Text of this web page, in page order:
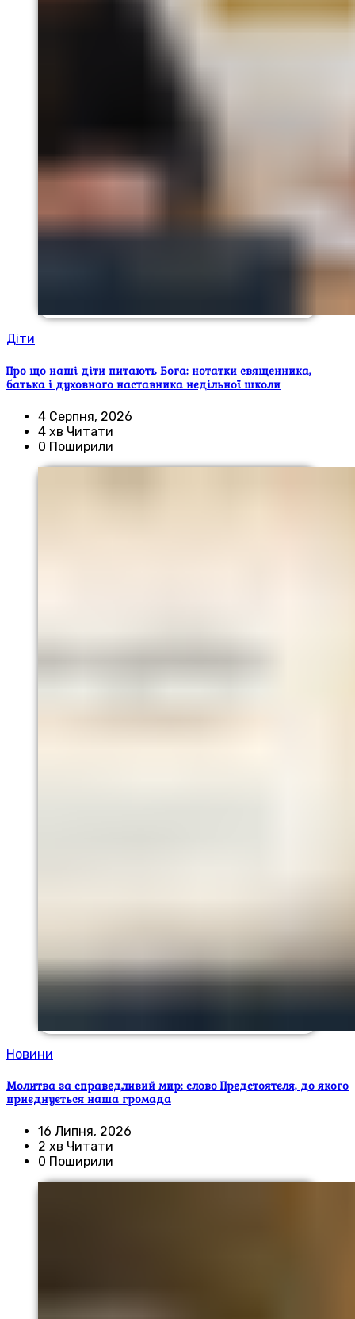
Діти
Про що наші діти питають Бога: нотатки священника,
батька і духовного наставника недільної школи
4 Серпня, 2026
4 хв Читати
0 Поширили
Новини
Молитва за справедливий мир: слово Предстоятеля, до якого
приєднується наша громада
16 Липня, 2026
2 хв Читати
0 Поширили